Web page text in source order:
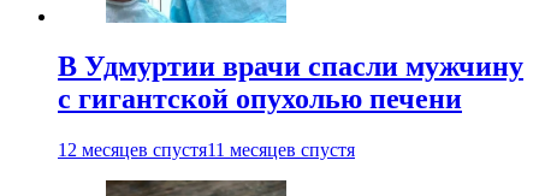
В Удмуртии врачи спасли мужчину
с гигантской опухолью печени
12 месяцев спустя11 месяцев спустя